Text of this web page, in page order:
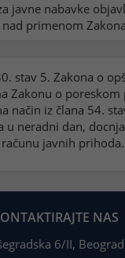
javne nabavke
primenom Zakona
stav 5. Zakona o
Zakonu o
način iz člana 54.
u neradni dan,
javnih prihoda.
NAS
6/II, Beograd